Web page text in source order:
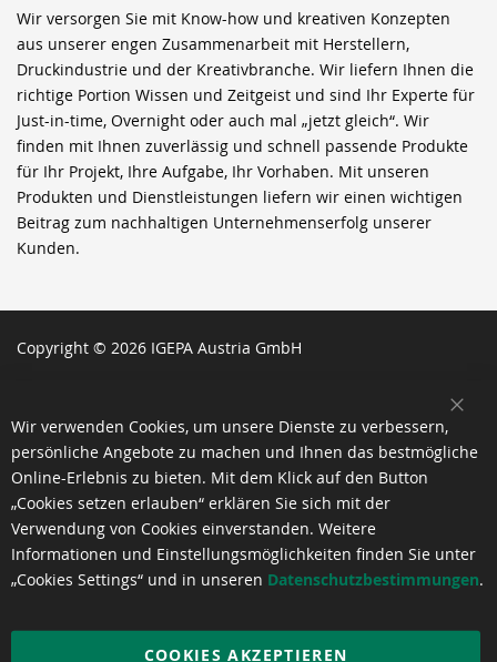
Wir versorgen Sie mit Know-how und kreativen Konzepten
aus unserer engen Zusammenarbeit mit Herstellern,
Druckindustrie und der Kreativbranche. Wir liefern Ihnen die
richtige Portion Wissen und Zeitgeist und sind Ihr Experte für
Just-in-time, Overnight oder auch mal „jetzt gleich“. Wir
finden mit Ihnen zuverlässig und schnell passende Produkte
für Ihr Projekt, Ihre Aufgabe, Ihr Vorhaben. Mit unseren
Produkten und Dienstleistungen liefern wir einen wichtigen
Beitrag zum nachhaltigen Unternehmenserfolg unserer
Kunden.
Copyright © 2026 IGEPA Austria GmbH
Wir verwenden Cookies, um unsere Dienste zu verbessern,
persönliche Angebote zu machen und Ihnen das bestmögliche
Online-Erlebnis zu bieten. Mit dem Klick auf den Button
„Cookies setzen erlauben“ erklären Sie sich mit der
Verwendung von Cookies einverstanden. Weitere
Informationen und Einstellungsmöglichkeiten finden Sie unter
„Cookies Settings“ und in unseren Datenschutzbestimmungen.
COOKIES AKZEPTIEREN